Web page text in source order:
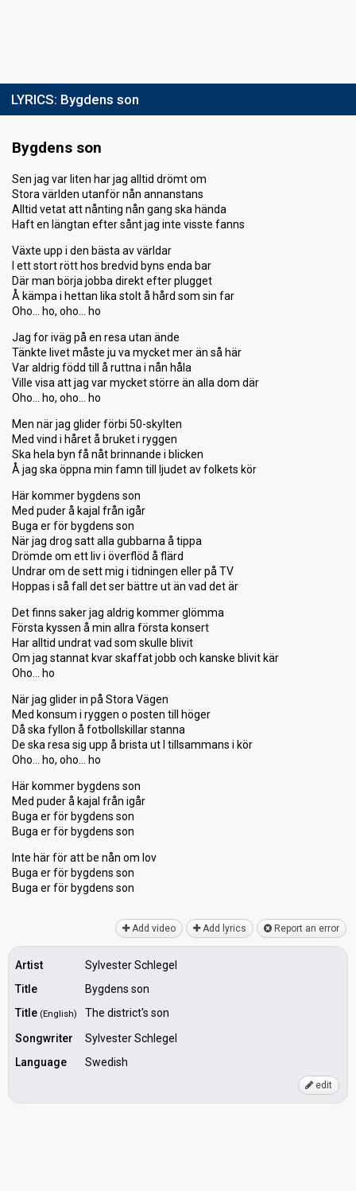
LYRICS: Bygdens son
Bygdens son
Sen jag var liten har jag alltid drömt om
Stora världen utanför nån annanstans
Alltid vetat att nånting nån gang ska hända
Haft en längtan efter sånt jag inte visste fanns
Växte upp i den bästa av världar
I ett stort rött hos bredvid byns enda bar
Där man börja jobba direkt efter plugget
Å kämpa i hettan lika stolt å hård som sin far
Oho… ho, oho… ho
Jag for iväg på en resa utan ände
Tänkte livet måste ju va mycket mer än så här
Var aldrig född till å ruttna i nån håla
Ville visa att jag var mycket större än alla dom där
Oho… ho, oho… ho
Men när jag glider förbi 50-skylten
Med vind i håret å bruket i ryggen
Ska hela byn få nåt brinnande i blicken
Å jag ska öppna min famn till ljudet av folkets kör
Här kommer bygdens son
Med puder å kajal från igår
Buga er för bygdens son
När jag drog satt alla gubbarna å tippa
Drömde om ett liv i överflöd å flärd
Undrar om de sett mig i tidningen eller på TV
Hoppas i så fall det ser bättre ut än vad det är
Det finns saker jag aldrig kommer glömma
Första kyssen å min allra första konsert
Har alltid undrat vad som skulle blivit
Om jag stannat kvar skaffat jobb och kanske blivit kär
Oho… ho
När jag glider in på Stora Vägen
Med konsum i ryggen o posten till höger
Då ska fyllon å fotbollskillar stanna
De ska resa sig upp å brista ut I tillsammans i kör
Oho… ho, oho… ho
Här kommer bygdens son
Med puder å kajal från igår
Buga er för bygdens son
Buga er för bygdens son
Inte här för att be nån om lov
Buga er för bygdens son
Bugа er för bygdens ѕon
Add video Add lyrics Report an error
Artist
Sylvester Schlegel
Title
Bygdens son
Title (English)
The district's son
Songwriter
Sylvester Schlegel
Language
Swedish
edit